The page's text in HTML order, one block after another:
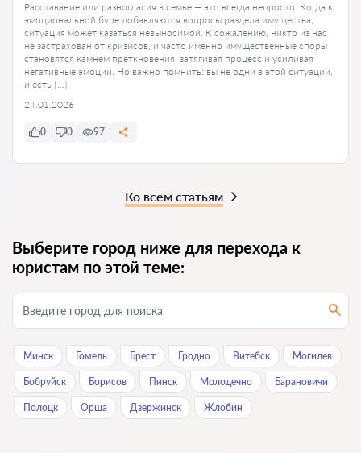
Расставание или разногласия в семье — это всегда непросто. Когда к
эмоциональной буре добавляются вопросы раздела имущества,
ситуация может казаться невыносимой. К сожалению, никто из нас
не застрахован от кризисов, и часто именно имущественные споры
становятся камнем преткновения, затягивая процесс и усиливая
негативные эмоции. Но важно помнить: вы не одни в этой ситуации,
и есть […]
24.01.2026
0 0 97
Ко всем статьям
Выберите город ниже для перехода к
юристам по этой теме:
Минск Гомель Брест Гродно Витебск Могилев
Бобруйск Борисов Пинск Молодечно Барановичи
Полоцк Орша Дзержинск Жлобин